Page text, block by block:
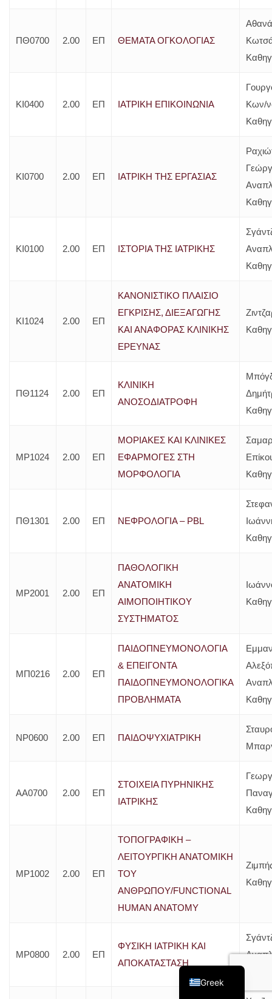
ΠΘ0700 2.00 ΕΠ ΘΕΜΑΤΑ ΟΓΚΟΛΟΓΙΑΣ
ΚΙ0400 2.00 ΕΠ ΙΑΤΡΙΚΗ ΕΠΙΚΟΙΝΩΝΙΑ
Κων/
ΚΙ0700 2.00 ΕΠ ΙΑΤΡΙΚΗ ΤΗΣ ΕΡΓΑΣΙΑΣ
ΚΙ0100 2.00 ΕΠ ΙΣΤΟΡΙΑ ΤΗΣ ΙΑΤΡΙΚΗΣ
ΚΙ1024 2.00 ΕΠ
ΚΑΝΟΝΙΣΤΙΚΟ ΠΛΑΙΣΙΟ
ΕΓΚΡΙΣΗΣ, ΔΙΕΞΑΓΩΓΗΣ
ΚΑΙ ΑΝΑΦΟΡΑΣ ΚΛΙΝΙΚΗΣ
ΕΡΕΥΝΑΣ
ΠΘ1124 2.00 ΕΠ
ΚΛΙΝΙΚΗ
ΑΝΟΣΟΔΙΑΤΡΟΦΗ
ΜΡ1024 2.00 ΕΠ
ΜΟΡΙΑΚΕΣ ΚΑΙ ΚΛΙΝΙΚΕΣ
ΕΦΑΡΜΟΓΕΣ ΣΤΗ
ΜΟΡΦΟΛΟΓΙΑ
ΠΘ1301 2.00 ΕΠ ΝΕΦΡΟΛΟΓΙΑ – PBL
ΜΡ2001 2.00 ΕΠ
ΠΑΘΟΛΟΓΙΚΗ
ΑΝΑΤΟΜΙΚΗ
ΑΙΜΟΠΟΙΗΤΙΚΟΥ
ΣΥΣΤΗΜΑΤΟΣ
ΜΠ0216 2.00 ΕΠ
ΠΑΙΔΟΠΝΕΥΜΟΝΟΛΟΓΙΑ
& ΕΠΕΙΓΟΝΤΑ
ΠΑΙΔΟΠΝΕΥΜΟΝΟΛΟΓΙΚΑ
ΠΡΟΒΛΗΜΑΤΑ
ΝΡ0600 2.00 ΕΠ ΠΑΙΔΟΨΥΧΙΑΤΡΙΚΗ
ΑΑ0700 2.00 ΕΠ
ΣΤΟΙΧΕΙΑ ΠΥΡΗΝΙΚΗΣ
ΙΑΤΡΙΚΗΣ
ΜΡ1002 2.00 ΕΠ
ΤΟΠΟΓΡΑΦΙΚΗ –
ΛΕΙΤΟΥΡΓΙΚΗ ΑΝΑΤΟΜΙΚΗ
ΤΟΥ
ΑΝΘΡΩΠΟΥ/FUNCTIONAL
HUMAN ANATOMY
ΜΡ0800 2.00 ΕΠ
ΦΥΣΙΚΗ ΙΑΤΡΙΚΗ ΚΑΙ
ΑΠΟΚΑΤΑΣΤΑΣΗ
Greek